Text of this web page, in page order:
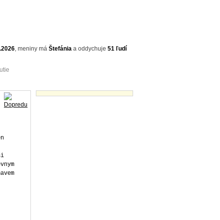
, meniny má Štefánia a oddychuje 51 ľudí
veci na mem kole z Tescoletacku jeste fungovala, a pres slzy odpocitaval kilometry - konecne!! 76...77...78...79?? Co to?